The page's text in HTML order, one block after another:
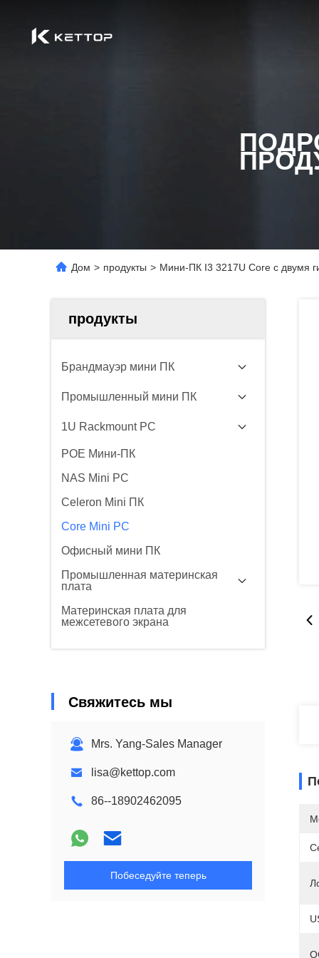
Дом > продукты > Мини-ПК I3 3217U Core с двумя
продукты
Брандмауэр мини ПК
Промышленный мини ПК
1U Rackmount PC
POE Мини-ПК
NAS Mini PC
Celeron Mini ПК
Core Mini PC
Офисный мини ПК
Промышленная материнская
плата
Материнская плата для
межсетевого экрана
Свяжитесь мы
Mrs. Yang-Sales Manager
lisa@kettop.com
86--18902462095
Побеседуйте теперь